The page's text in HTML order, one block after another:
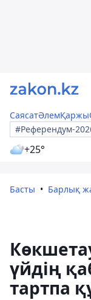
СаясатӘлемҚаржы
#Референдум-
+25°
Басты Барлық
үйдің
тартпа